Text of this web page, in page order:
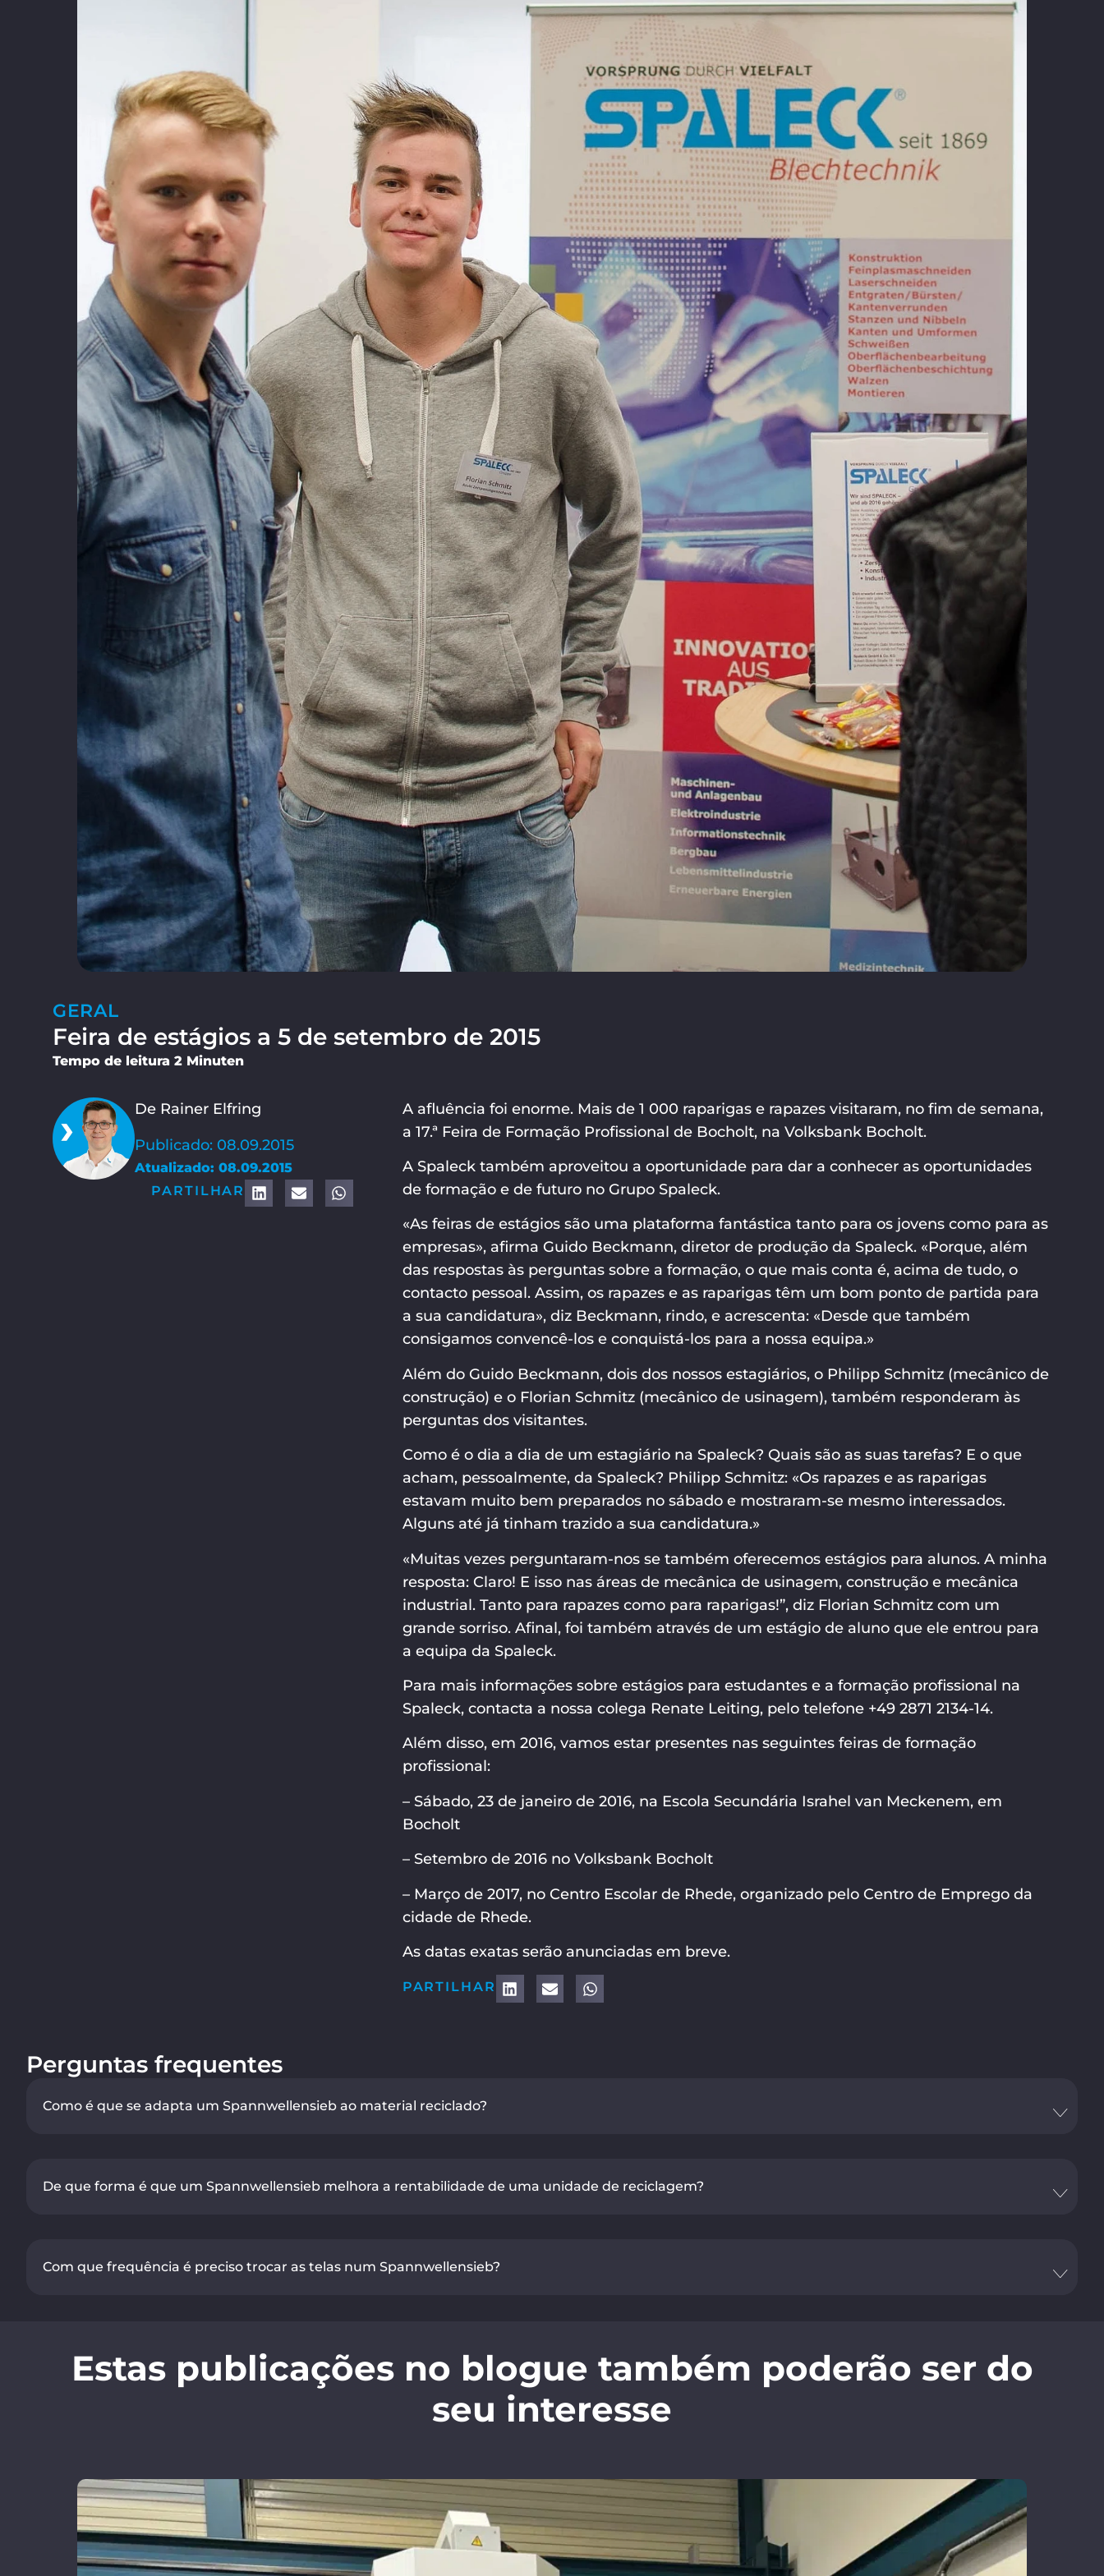
GERAL
Feira de estágios a 5 de setembro de 2015
Tempo de leitura 2 Minuten
De Rainer Elfring
Publicado: 08.09.2015
Atualizado: 08.09.2015
PARTILHAR
A afluência foi enorme. Mais de 1 000 raparigas e rapazes visitaram, no fim de semana,
a 17.ª Feira de Formação Profissional de Bocholt, na Volksbank Bocholt.
A Spaleck também aproveitou a oportunidade para dar a conhecer as oportunidades
de formação e de futuro no Grupo Spaleck.
«As feiras de estágios são uma plataforma fantástica tanto para os jovens como para as
empresas», afirma Guido Beckmann, diretor de produção da Spaleck. «Porque, além
das respostas às perguntas sobre a formação, o que mais conta é, acima de tudo, o
contacto pessoal. Assim, os rapazes e as raparigas têm um bom ponto de partida para
a sua candidatura», diz Beckmann, rindo, e acrescenta: «Desde que também
consigamos convencê-los e conquistá-los para a nossa equipa.»
Além do Guido Beckmann, dois dos nossos estagiários, o Philipp Schmitz (mecânico de
construção) e o Florian Schmitz (mecânico de usinagem), também responderam às
perguntas dos visitantes.
Como é o dia a dia de um estagiário na Spaleck? Quais são as suas tarefas? E o que
acham, pessoalmente, da Spaleck? Philipp Schmitz: «Os rapazes e as raparigas
estavam muito bem preparados no sábado e mostraram-se mesmo interessados.
Alguns até já tinham trazido a sua candidatura.»
«Muitas vezes perguntaram-nos se também oferecemos estágios para alunos. A minha
resposta: Claro! E isso nas áreas de mecânica de usinagem, construção e mecânica
industrial. Tanto para rapazes como para raparigas!”, diz Florian Schmitz com um
grande sorriso. Afinal, foi também através de um estágio de aluno que ele entrou para
a equipa da Spaleck.
Para mais informações sobre estágios para estudantes e a formação profissional na
Spaleck, contacta a nossa colega Renate Leiting, pelo telefone +49 2871 2134-14.
Além disso, em 2016, vamos estar presentes nas seguintes feiras de formação
profissional:
– Sábado, 23 de janeiro de 2016, na Escola Secundária Israhel van Meckenem, em
Bocholt
– Setembro de 2016 no Volksbank Bocholt
– Março de 2017, no Centro Escolar de Rhede, organizado pelo Centro de Emprego da
cidade de Rhede.
As datas exatas serão anunciadas em breve.
PARTILHAR
Perguntas frequentes
Como é que se adapta um Spannwellensieb ao material reciclado?
De que forma é que um Spannwellensieb melhora a rentabilidade de uma unidade de reciclagem?
Com que frequência é preciso trocar as telas num Spannwellensieb?
Estas publicações no blogue também poderão ser do
seu interesse